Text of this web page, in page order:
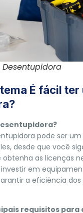
É fácil ter
pode ser
desde que você
as licenças
em
a eficiência dos
requisitos para